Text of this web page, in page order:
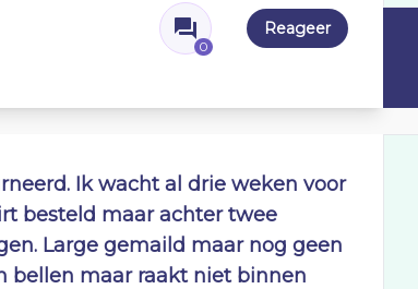
0
Reageer
Ik wacht al drie weken voor
besteld maar achter twee
Large gemaild maar nog geen
bellen maar raakt niet binnen